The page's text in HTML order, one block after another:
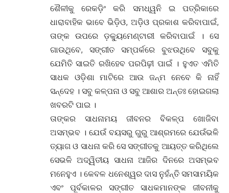
ଶୈଳୀକୁ ରେକଡ଼ିଂ କରି ସମଧ୍ୱନି ଇ ପତ୍ରିକାରେ
ଧାରାବାହିକ ଭାବେ ଭିଡ଼ିଓ, ଅଡ଼ିଓ ପ୍ରକାଶ କରିବାପାଇଁ,
ତାଙ୍କ ଉପରେ ଡ଼କ୍ୟୁମେଣ୍ଟାରୀ କରିବାପାଇଁ । ସେ
ଗାଉଥିବେ, ସଙ୍ଗୀତ ସମ୍ପର୍କରେ ବୁଝଉଥିବେ ସବୁକୁ
ଯେମିତି ସାଇତି ରଖିହେବ ପରପିଢ଼ୀ ପାଇଁ । ହୁଏତ ଏମିତି
ସାଧକ ଓଡ଼ିଶା ମାଟିରେ ଆଉ ଜନ୍ମ ନେବେ କି ନାହିଁ
ସନ୍ଦେହ । ସବୁ କଳ୍ପନା ଓ ସବୁ ଆଶାର ଅନ୍ତଃ ହୋଇଗଲା
ଖବରଟି ପାଇ ।
ତାଙ୍କର ସାଧନାମୟ ଜୀବନର ବିକଳ୍ପ ଖୋଜିବା
ଅସମ୍ଭବ । ଯେଉଁ ବୟସରୁ ଗୁରୁ ଆଶ୍ରମରେ ଯେଉଁଭଳି
ତ୍ୟାଗ ଓ ସାଧନା କରି ସେ ସଙ୍ଗୀତକୁ ଆୟତ୍ତ କରିଥିଲେ
ସେଭଳି ଅଦ୍ୱିତୀୟ ସାଧନା ଆଜିର ଦିନରେ ଅସମ୍ଭବ
ମନେହୁଏ । କେବଳ ଧନେଶ୍ୱର ଦାସ ନୁହଁନ୍ତି ସମସାମୟିକ
ଏବଂ ପୂର୍ବକାଳର ସଙ୍ଗୀତ ସାଧକମାନଙ୍କ ଜୀବନୀକୁ